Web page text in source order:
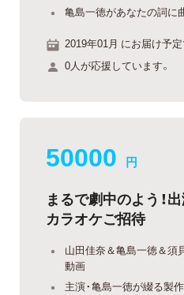
亀島一徳があなたの詞に
2019年01月 にお届け予定
0人が応援しています。
50000 円
まるで劇中のよう！
カラオケご招待
山田佳奈＆亀島一徳＆須
動画
主演・亀島一徳が綴る製